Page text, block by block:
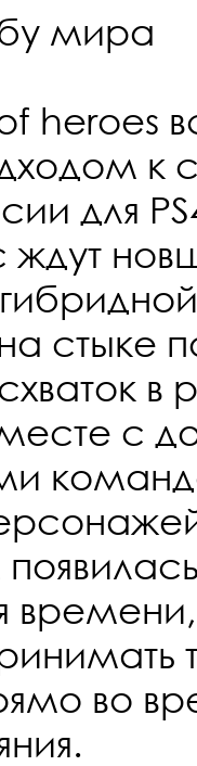
мира
heroes
к
для
ждут
стыке
в
с
во